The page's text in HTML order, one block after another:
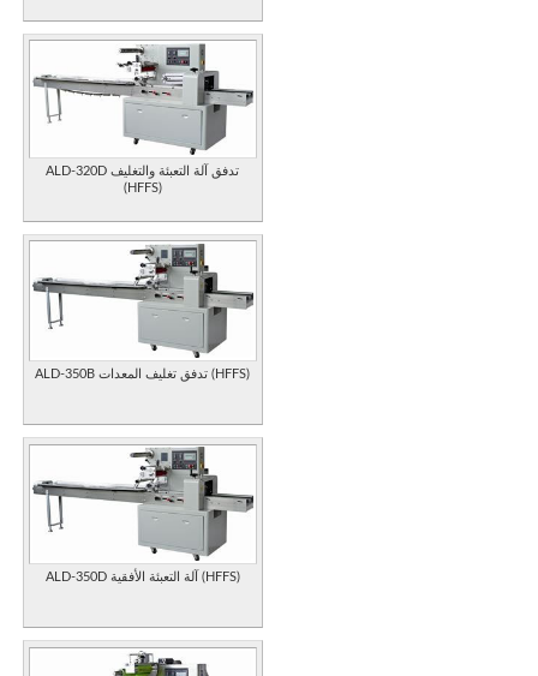
ALD-320D تدفق آلة التعبئة والتغليف
(HFFS)
ALD-350B تدفق تغليف المعدات (HFFS)
ALD-350D آلة التعبئة الأفقية (HFFS)